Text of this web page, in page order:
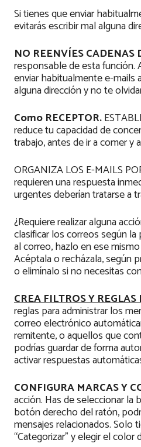
Si tienes que enviar
evitarás escribir mal alguna
NO REENVÍES CADENAS
responsable de esta función.
enviar habitualmente e-mails
alguna dirección y no te
Como RECEPTOR.
reduce tu capacidad de
trabajo, antes de ir a comer y
ORGANIZA LOS E-MAILS
requieren una respuesta
urgentes deberían tratarse a
¿Requiere realizar alguna
clasificar los correos según
al correo, hazlo en ese
Acéptala o recházala, según
o elimínalo si no necesitas
CREA FILTROS Y
reglas para administrar los
correo electrónico
remitente, o aquellos que
podrías guardar de forma
activar respuestas
CONFIGURA MARCAS Y
acción. Has de seleccionar la
botón derecho del ratón,
mensajes relacionados. Solo
“Categorizar” y elegir el color